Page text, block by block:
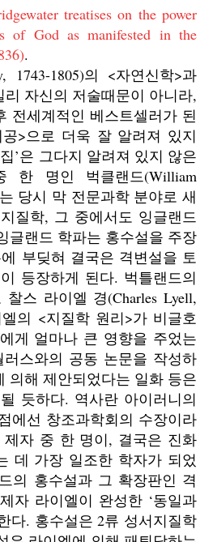
treatises on the power
of God as manifested in the
.
1743-1805)의 <자연신학>과
자신의 저술때문이 아니라,
전세계적인 베스트셀러가 된
>으로 더욱 잘 알려져 있지
’은 그다지 알려져 있지 않은
한 명인 벅클랜드(William
당시 막 전문과학 분야로 새
질학, 그 중에서도 잉글랜드
글랜드 학파는 홍수설을 주장
부딪혀 결국은 격변설을 토
등장하게 된다. 벅틀랜드의
스 라이엘 경(Charles Lyell,
엘의 <지질학 원리>가 비글호
게 얼마나 큰 영향을 주었는
스와의 공동 논문을 작성하
의해 제안되었다는 일화 등은
듯하다. 역사란 아이러니의
에선 창조과학회의 수장이라
자 중 한 명이, 결국은 진화
데 가장 일조한 학자가 되었
의 홍수설과 그 확장판인 격
자 라이엘이 완성한 ‘동일과
다. 홍수설은 2류 성서지질학